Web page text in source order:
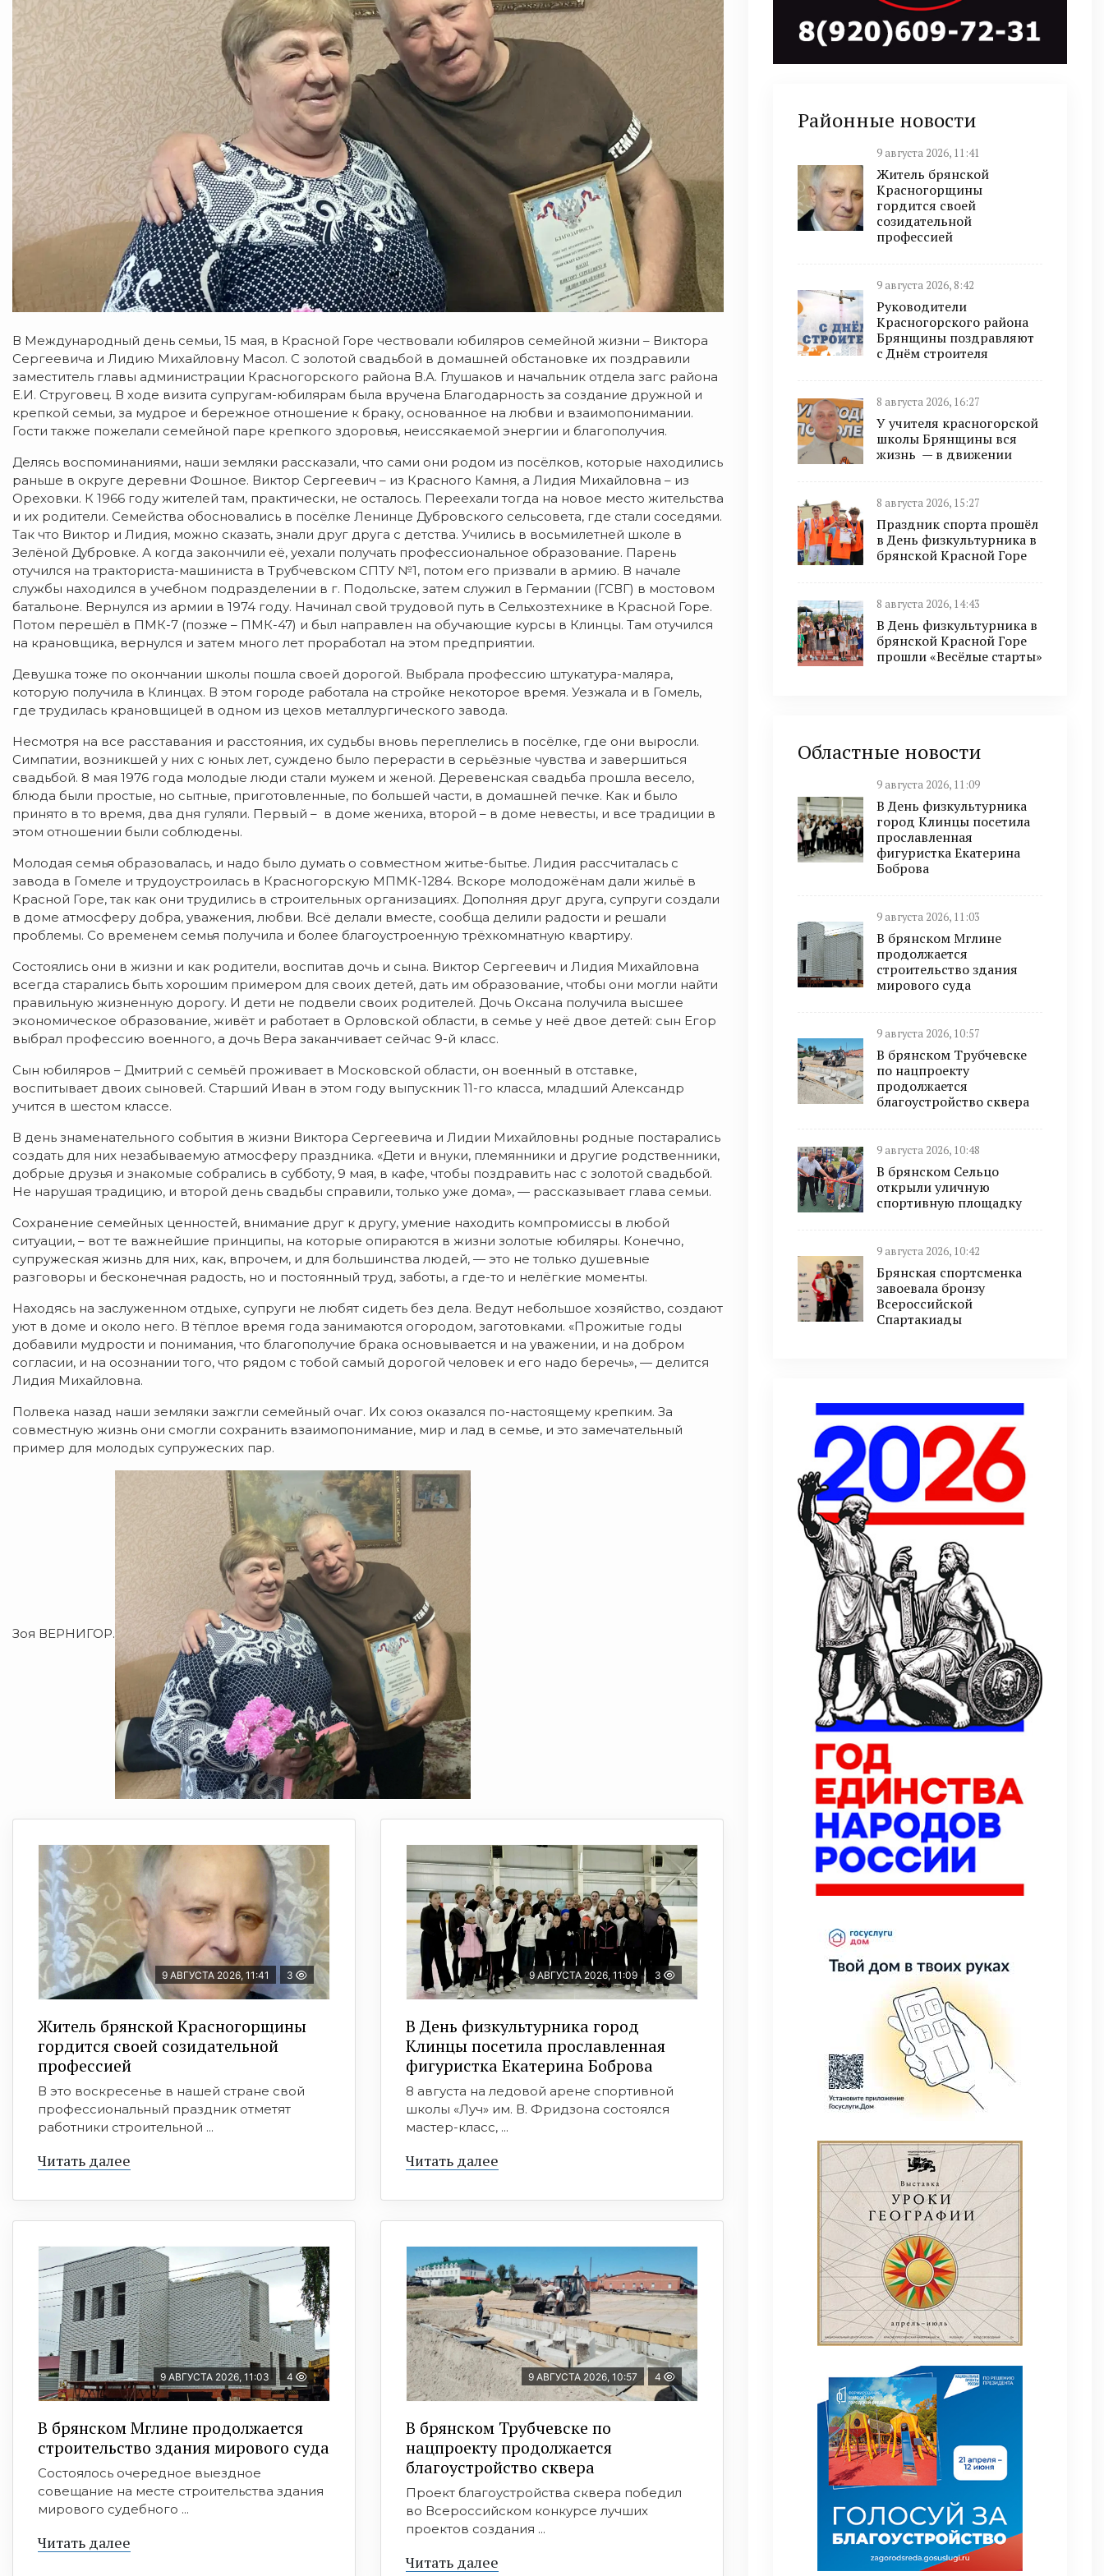
В Международный день семьи, 15 мая, в Красной Горе чествовали юбиляров семейной жизни – Виктора
Сергеевича и Лидию Михайловну Масол. С золотой свадьбой в домашней обстановке их поздравили
заместитель главы администрации Красногорского района В.А. Глушаков и начальник отдела загс района
Е.И. Струговец. В ходе визита супругам-юбилярам была вручена Благодарность за создание дружной и
крепкой семьи, за мудрое и бережное отношение к браку, основанное на любви и взаимопонимании.
Гости также пожелали семейной паре крепкого здоровья, неиссякаемой энергии и благополучия.
Делясь воспоминаниями, наши земляки рассказали, что сами они родом из посёлков, которые находились
раньше в округе деревни Фошное. Виктор Сергеевич – из Красного Камня, а Лидия Михайловна – из
Ореховки. К 1966 году жителей там, практически, не осталось. Переехали тогда на новое место жительства
и их родители. Семейства обосновались в посёлке Ленинце Дубровского сельсовета, где стали соседями.
Так что Виктор и Лидия, можно сказать, знали друг друга с детства. Учились в восьмилетней школе в
Зелёной Дубровке. А когда закончили её, уехали получать профессиональное образование. Парень
отучился на тракториста-машиниста в Трубчевском СПТУ №1, потом его призвали в армию. В начале
службы находился в учебном подразделении в г. Подольске, затем служил в Германии (ГСВГ) в мостовом
батальоне. Вернулся из армии в 1974 году. Начинал свой трудовой путь в Сельхозтехнике в Красной Горе.
Потом перешёл в ПМК-7 (позже – ПМК-47) и был направлен на обучающие курсы в Клинцы. Там отучился
на крановщика, вернулся и затем много лет проработал на этом предприятии.
Девушка тоже по окончании школы пошла своей дорогой. Выбрала профессию штукатура-маляра,
которую получила в Клинцах. В этом городе работала на стройке некоторое время. Уезжала и в Гомель,
где трудилась крановщицей в одном из цехов металлургического завода.
Несмотря на все расставания и расстояния, их судьбы вновь переплелись в посёлке, где они выросли.
Симпатии, возникшей у них с юных лет, суждено было перерасти в серьёзные чувства и завершиться
свадьбой. 8 мая 1976 года молодые люди стали мужем и женой. Деревенская свадьба прошла весело,
блюда были простые, но сытные, приготовленные, по большей части, в домашней печке. Как и было
принято в то время, два дня гуляли. Первый – в доме жениха, второй – в доме невесты, и все традиции в
этом отношении были соблюдены.
Молодая семья образовалась, и надо было думать о совместном житье-бытье. Лидия рассчиталась с
завода в Гомеле и трудоустроилась в Красногорскую МПМК-1284. Вскоре молодожёнам дали жильё в
Красной Горе, так как они трудились в строительных организациях. Дополняя друг друга, супруги создали
в доме атмосферу добра, уважения, любви. Всё делали вместе, сообща делили радости и решали
проблемы. Со временем семья получила и более благоустроенную трёхкомнатную квартиру.
Состоялись они в жизни и как родители, воспитав дочь и сына. Виктор Сергеевич и Лидия Михайловна
всегда старались быть хорошим примером для своих детей, дать им образование, чтобы они могли найти
правильную жизненную дорогу. И дети не подвели своих родителей. Дочь Оксана получила высшее
экономическое образование, живёт и работает в Орловской области, в семье у неё двое детей: сын Егор
выбрал профессию военного, а дочь Вера заканчивает сейчас 9-й класс.
Сын юбиляров – Дмитрий с семьёй проживает в Московской области, он военный в отставке,
воспитывает двоих сыновей. Старший Иван в этом году выпускник 11-го класса, младший Александр
учится в шестом классе.
В день знаменательного события в жизни Виктора Сергеевича и Лидии Михайловны родные постарались
создать для них незабываемую атмосферу праздника. «Дети и внуки, племянники и другие родственники,
добрые друзья и знакомые собрались в субботу, 9 мая, в кафе, чтобы поздравить нас с золотой свадьбой.
Не нарушая традицию, и второй день свадьбы справили, только уже дома», — рассказывает глава семьи.
Сохранение семейных ценностей, внимание друг к другу, умение находить компромиссы в любой
ситуации, – вот те важнейшие принципы, на которые опираются в жизни золотые юбиляры. Конечно,
супружеская жизнь для них, как, впрочем, и для большинства людей, — это не только душевные
разговоры и бесконечная радость, но и постоянный труд, заботы, а где-то и нелёгкие моменты.
Находясь на заслуженном отдыхе, супруги не любят сидеть без дела. Ведут небольшое хозяйство, создают
уют в доме и около него. В тёплое время года занимаются огородом, заготовками. «Прожитые годы
добавили мудрости и понимания, что благополучие брака основывается и на уважении, и на добром
согласии, и на осознании того, что рядом с тобой самый дорогой человек и его надо беречь», — делится
Лидия Михайловна.
Полвека назад наши земляки зажгли семейный очаг. Их союз оказался по-настоящему крепким. За
совместную жизнь они смогли сохранить взаимопонимание, мир и лад в семье, и это замечательный
пример для молодых супружеских пар.
Зоя ВЕРНИГОР.
9 АВГУСТА 2026, 11:41 3
Житель брянской Красногорщины
гордится своей созидательной
профессией
В это воскресенье в нашей стране свой
профессиональный праздник отметят
работники строительной ...
Читать далее
9 АВГУСТА 2026, 11:09 3
В День физкультурника город
Клинцы посетила прославленная
фигуристка Екатерина Боброва
8 августа на ледовой арене спортивной
школы «Луч» им. В. Фридзона состоялся
мастер-класс, ...
Читать далее
9 АВГУСТА 2026, 11:03 4
В брянском Мглине продолжается
строительство здания мирового суда
Состоялось очередное выездное
совещание на месте строительства здания
мирового судебного ...
Читать далее
9 АВГУСТА 2026, 10:57 4
В брянском Трубчевске по
нацпроекту продолжается
благоустройство сквера
Проект благоустройства сквера победил
во Всероссийском конкурсе лучших
проектов создания ...
Читать далее
Районные новости
9 августа 2026, 11:41
Житель брянской
Красногорщины
гордится своей
созидательной
профессией
9 августа 2026, 8:42
Руководители
Красногорского района
Брянщины поздравляют
с Днём строителя
8 августа 2026, 16:27
У учителя красногорской
школы Брянщины вся
жизнь — в движении
8 августа 2026, 15:27
Праздник спорта прошёл
в День физкультурника в
брянской Красной Горе
8 августа 2026, 14:43
В День физкультурника в
брянской Красной Горе
прошли «Весёлые старты»
Областные новости
9 августа 2026, 11:09
В День физкультурника
город Клинцы посетила
прославленная
фигуристка Екатерина
Боброва
9 августа 2026, 11:03
В брянском Мглине
продолжается
строительство здания
мирового суда
9 августа 2026, 10:57
В брянском Трубчевске
по нацпроекту
продолжается
благоустройство сквера
9 августа 2026, 10:48
В брянском Сельцо
открыли уличную
спортивную площадку
9 августа 2026, 10:42
Брянская спортсменка
завоевала бронзу
Всероссийской
Спартакиады